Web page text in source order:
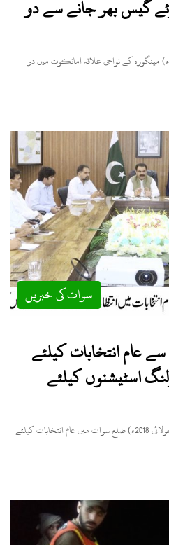
گیس بھر جانے سے دو
سوات (زما سوات ڈاٹ کام ، 05 آگست 2018ء) مینگورہ کے نواحی علاقہ امانکوٹ میں دو
سوات کی خبریں
عام انتخابات کیلئے
اسٹیشنوں کیلئے
سوات (زما سوات ڈاٹ کام ، تازہ ترین۔ 21 جولائی 2018ء) ضلع سوات میں عام انتخابات کیلئے